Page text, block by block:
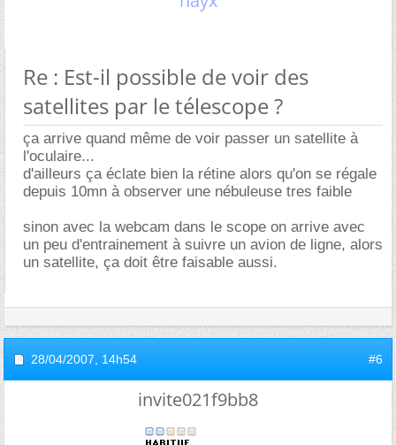
Re : Est-il possible de voir des
satellites par le télescope ?
ça arrive quand même de voir passer un satellite à
l'oculaire...
d'ailleurs ça éclate bien la rétine alors qu'on se régale
depuis 10mn à observer une nébuleuse tres faible
sinon avec la webcam dans le scope on arrive avec
un peu d'entrainement à suivre un avion de ligne, alors
un satellite, ça doit être faisable aussi.
28/04/2007, 14h54 #6
invite021f9bb8